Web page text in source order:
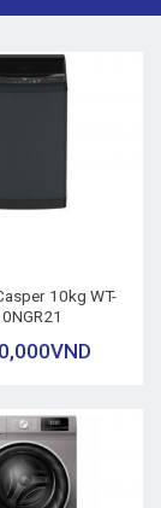
10kg WT-
VND